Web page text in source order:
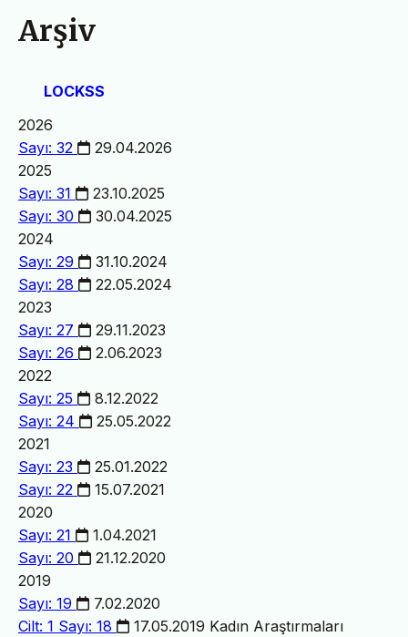
Arşiv
LOCKSS
2026
Sayı: 32
29.04.2026
2025
Sayı: 31
23.10.2025
Sayı: 30
30.04.2025
2024
Sayı: 29
31.10.2024
Sayı: 28
22.05.2024
2023
Sayı: 27
29.11.2023
Sayı: 26
2.06.2023
2022
Sayı: 25
8.12.2022
Sayı: 24
25.05.2022
2021
Sayı: 23
25.01.2022
Sayı: 22
15.07.2021
2020
Sayı: 21
1.04.2021
Sayı: 20
21.12.2020
2019
Sayı: 19
7.02.2020
Cilt: 1 Sayı: 18
17.05.2019 Kadın Araştırmaları